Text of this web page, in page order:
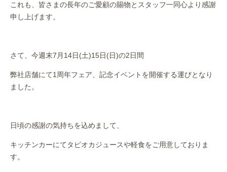
これも、皆さまの長年のご愛顧の賜物とスタッフ一同心より感謝
申し上げます。
さて、今週末7月14日(土)15日(日)の2日間
弊社店舗にて1周年フェア、記念イベントを開催する運びとなり
ました。
日頃の感謝の気持ちを込めまして、
キッチンカーにてタピオカジュースや軽食をご用意しておりま
す。